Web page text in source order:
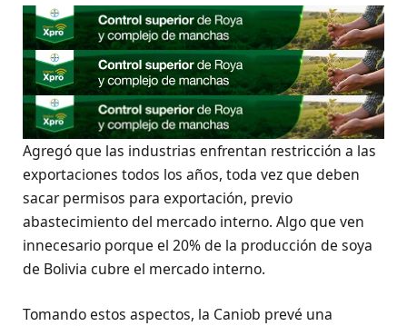
Agregó que las industrias enfrentan restricción a las
exportaciones todos los años, toda vez que deben
sacar permisos para exportación, previo
abastecimiento del mercado interno. Algo que ven
innecesario porque el 20% de la producción de soya
de Bolivia cubre el mercado interno.
Tomando estos aspectos, la Caniob prevé una